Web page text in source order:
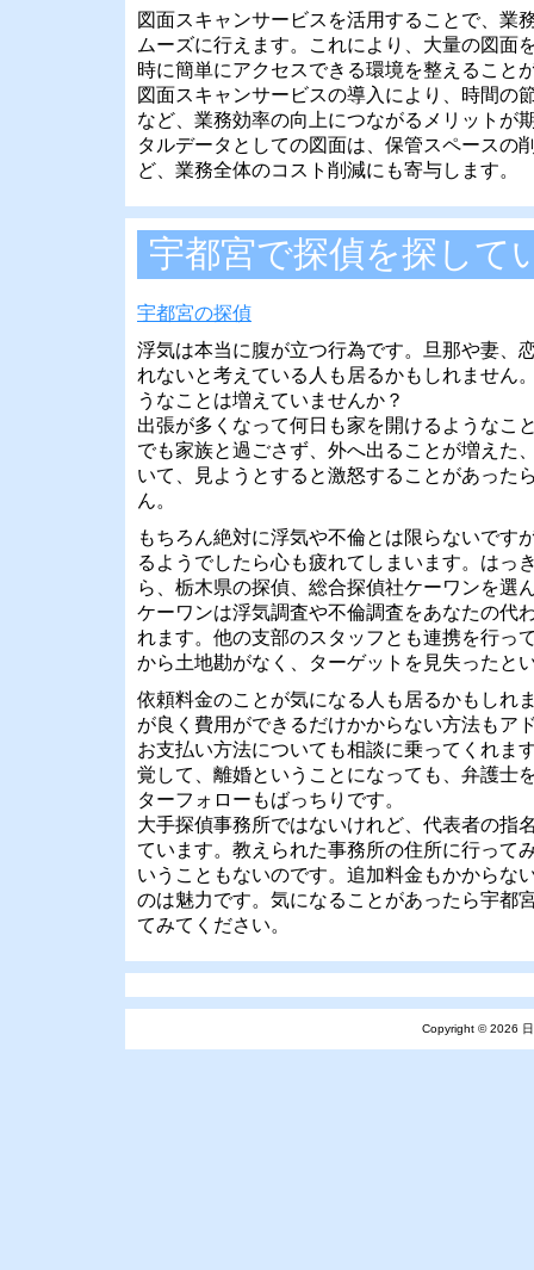
図面スキャンサービスを活用することで、業
ムーズに行えます。これにより、大量の図面
時に簡単にアクセスできる環境を整えること
図面スキャンサービスの導入により、時間の
など、業務効率の向上につながるメリットが
タルデータとしての図面は、保管スペースの
ど、業務全体のコスト削減にも寄与します。
宇都宮で探偵を探して
宇都宮の探偵
浮気は本当に腹が立つ行為です。旦那や妻、
れないと考えている人も居るかもしれません
うなことは増えていませんか？
出張が多くなって何日も家を開けるようなこ
でも家族と過ごさず、外へ出ることが増えた
いて、見ようとすると激怒することがあった
ん。
もちろん絶対に浮気や不倫とは限らないで
るようでしたら心も疲れてしまいます。はっ
ら、栃木県の探偵、総合探偵社ケーワンを選
ケーワンは浮気調査や不倫調査をあなたの代
れます。他の支部のスタッフとも連携を行っ
から土地勘がなく、ターゲットを見失ったと
依頼料金のことが気になる人も居るかもしれ
が良く費用ができるだけかからない方法もア
お支払い方法についても相談に乗ってくれま
覚して、離婚ということになっても、弁護士
ターフォローもばっちりです。
大手探偵事務所ではないけれど、代表者の指
ています。教えられた事務所の住所に行って
いうこともないのです。追加料金もかからな
のは魅力です。気になることがあったら宇都
てみてください。
Copyright © 2026